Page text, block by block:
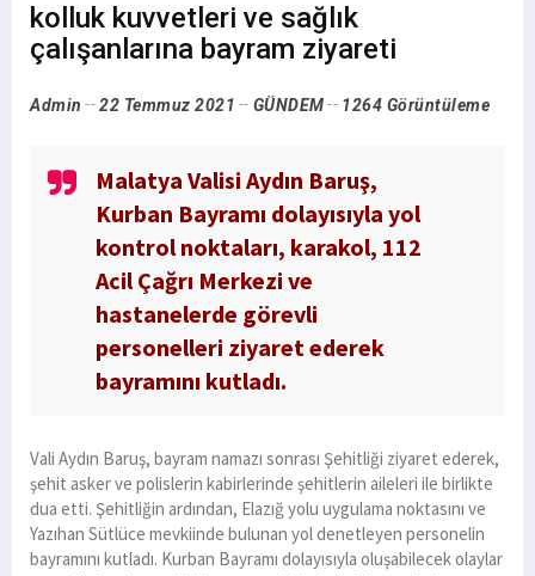
kolluk kuvvetleri ve sağlık
çalışanlarına bayram ziyareti
Admin 22 Temmuz 2021 GÜNDEM 1264 Görüntüleme
Malatya Valisi Aydın Baruş,
Kurban Bayramı dolayısıyla yol
kontrol noktaları, karakol, 112
Acil Çağrı Merkezi ve
hastanelerde görevli
personelleri ziyaret ederek
bayramını kutladı.
Vali Aydın Baruş, bayram namazı sonrası Şehitliği ziyaret ederek,
şehit asker ve polislerin kabirlerinde şehitlerin aileleri ile birlikte
dua etti. Şehitliğin ardından, Elazığ yolu uygulama noktasını ve
Yazıhan Sütlüce mevkiinde bulunan yol denetleyen personelin
bayramını kutladı. Kurban Bayramı dolayısıyla oluşabilecek olaylar